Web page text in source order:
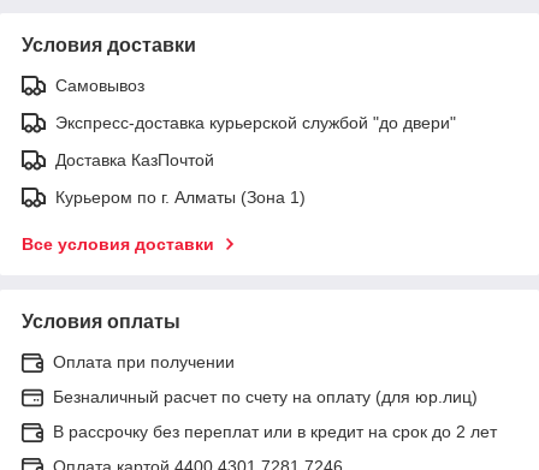
Условия доставки
Самовывоз
Экспресс-доставка курьерской службой "до двери"
Доставка КазПочтой
Курьером по г. Алматы (Зона 1)
Все условия доставки
Условия оплаты
Оплата при получении
Безналичный расчет по счету на оплату (для юр.лиц)
В рассрочку без переплат или в кредит на срок до 2 лет
Оплата картой 4400 4301 7281 7246